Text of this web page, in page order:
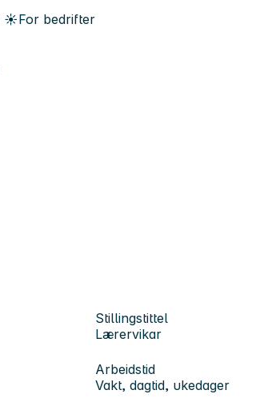
☀️For bedrifter
Stillingstittel
Lærervikar
Arbeidstid
Vakt, dagtid, ukedager